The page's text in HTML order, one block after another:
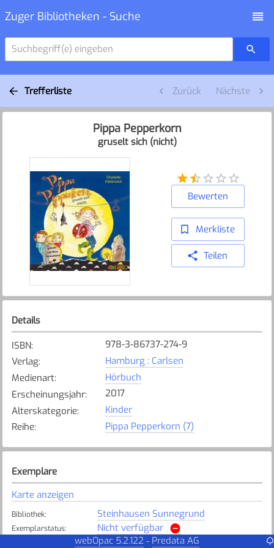
Zuger Bibliotheken - Suche
Suchbegriff(e) eingeben
Trefferliste Zurück Nächste
Pippa Pepperkorn
gruselt sich (nicht)
Bewerten
Merkliste
Teilen
Details
ISBN:
978-3-86737-274-9
Verlag:
Hamburg : Carlsen
Medienart:
Hörbuch
Erscheinungsjahr:
2017
Alterskategorie:
Kinder
Reihe: Pippa Pepperkorn (7)
Exemplare
Karte anzeigen
Bibliothek: Steinhausen Sunnegrund
Exemplarstatus:
Nicht verfügbar
webOpac 5.2.122 - Predata AG